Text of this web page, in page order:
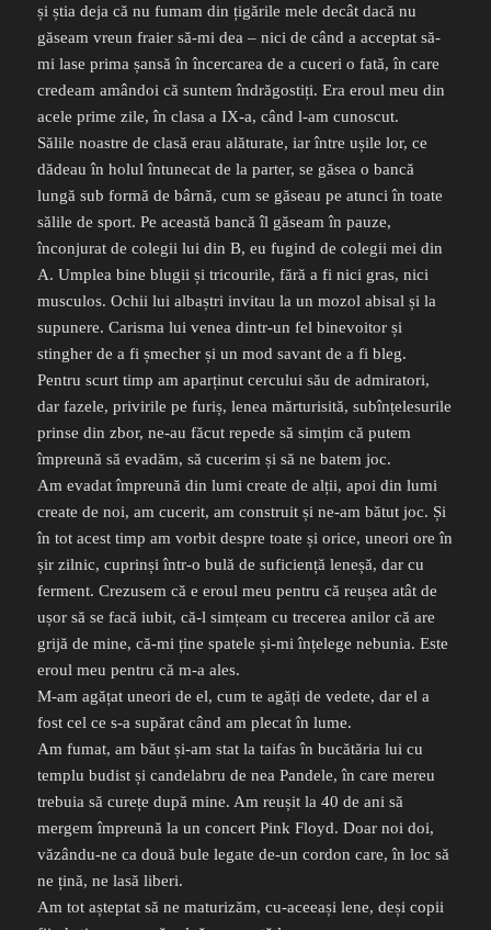
și știa deja că nu fumam din țigările mele decât dacă nu
găseam vreun fraier să-mi dea – nici de când a acceptat să-
mi lase prima șansă în încercarea de a cuceri o fată, în care
credeam amândoi că suntem îndrăgostiți. Era eroul meu din
acele prime zile, în clasa a IX-a, când l-am cunoscut.
Sălile noastre de clasă erau alăturate, iar între ușile lor, ce
dădeau în holul întunecat de la parter, se găsea o bancă
lungă sub formă de bârnă, cum se găseau pe atunci în toate
sălile de sport. Pe această bancă îl găseam în pauze,
înconjurat de colegii lui din B, eu fugind de colegii mei din
A. Umplea bine blugii și tricourile, fără a fi nici gras, nici
musculos. Ochii lui albaștri invitau la un mozol abisal și la
supunere. Carisma lui venea dintr-un fel binevoitor și
stingher de a fi șmecher și un mod savant de a fi bleg.
Pentru scurt timp am aparținut cercului său de admiratori,
dar fazele, privirile pe furiș, lenea mărturisită, subînțelesurile
prinse din zbor, ne-au făcut repede să simțim că putem
împreună să evadăm, să cucerim și să ne batem joc.
Am evadat împreună din lumi create de alții, apoi din lumi
create de noi, am cucerit, am construit și ne-am bătut joc. Și
în tot acest timp am vorbit despre toate și orice, uneori ore în
șir zilnic, cuprinși într-o bulă de suficiență leneșă, dar cu
ferment. Crezusem că e eroul meu pentru că reușea atât de
ușor să se facă iubit, că-l simțeam cu trecerea anilor că are
grijă de mine, că-mi ține spatele și-mi înțelege nebunia. Este
eroul meu pentru că m-a ales.
M-am agățat uneori de el, cum te agăți de vedete, dar el a
fost cel ce s-a supărat când am plecat în lume.
Am fumat, am băut și-am stat la taifas în bucătăria lui cu
templu budist și candelabru de nea Pandele, în care mereu
trebuia să curețe după mine. Am reușit la 40 de ani să
mergem împreună la un concert Pink Floyd. Doar noi doi,
văzându-ne ca două bule legate de-un cordon care, în loc să
ne țină, ne lasă liberi.
Am tot așteptat să ne maturizăm, cu-aceeași lene, deși copii